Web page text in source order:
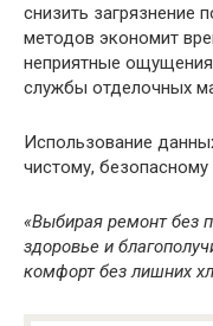
снизить загрязнение
методов экономит
неприятные
службы отделочных
Использование
чистому,
«Выбирая ремонт без
здоровье и
комфорт без лишних